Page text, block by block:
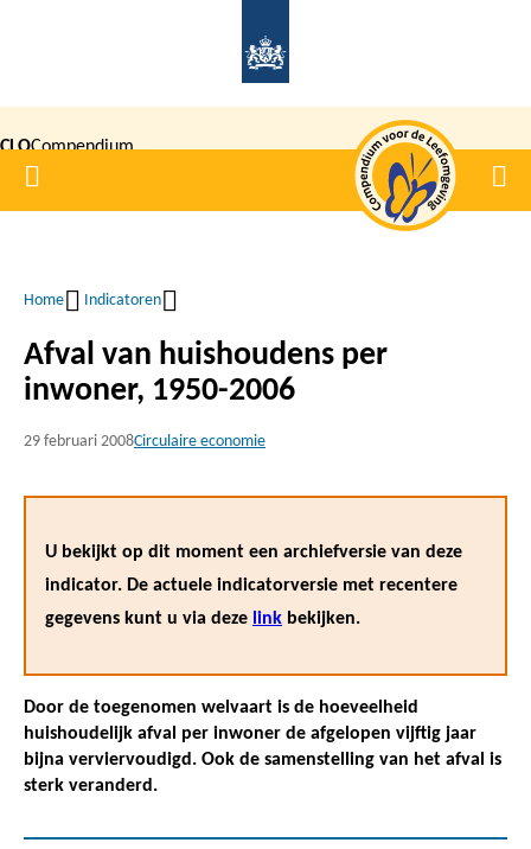
inhoud
gaan
CLOCompendium
voor de
Home
Kruimelpad
Home Indicatoren
Afval van huishoudens per
inwoner, 1950-2006
29 februari 2008Circulaire economie
U bekijkt op dit moment een archiefversie van deze
indicator. De actuele indicatorversie met recentere
gegevens kunt u via deze link bekijken.
Door de toegenomen welvaart is de hoeveelheid
huishoudelijk afval per inwoner de afgelopen vijftig jaar
bijna verviervoudigd. Ook de samenstelling van het afval is
sterk veranderd.